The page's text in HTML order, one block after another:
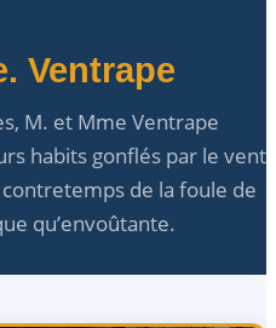
Ventrape
M. et Mme Ventrape
habits gonflés par le vent
de la foule de
qu’envoûtante.